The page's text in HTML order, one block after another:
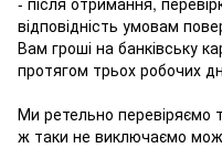
відповідність умовам
Вам гроші на банківську
протягом трьох робочих
Ми ретельно перевіряємо
ж таки не виключаємо